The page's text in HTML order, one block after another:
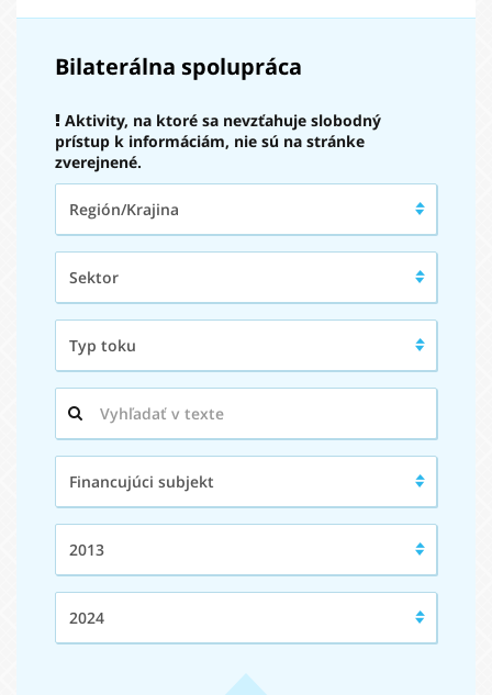
Bilaterálna spolupráca
Aktivity, na ktoré sa nevzťahuje slobodný
prístup k informáciám, nie sú na stránke
zverejnené.
Región/Krajina:
Región/Krajina
Sektor:
Sektor
Typ
toku:
Typ toku
Hľadaný
výraz:
Financujúci
subjekt:
Financujúci subjekt
Od:
2013
Do:
2024